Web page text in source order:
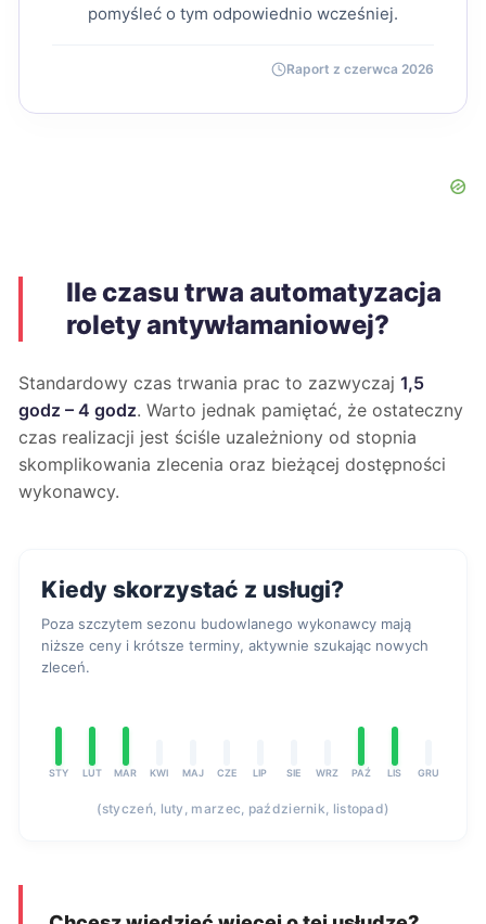
pomyśleć o tym odpowiednio wcześniej.
Raport z czerwca 2026
Ile czasu trwa automatyzacja
rolety antywłamaniowej?
Standardowy czas trwania prac to zazwyczaj 1,5
godz – 4 godz. Warto jednak pamiętać, że ostateczny
czas realizacji jest ściśle uzależniony od stopnia
skomplikowania zlecenia oraz bieżącej dostępności
wykonawcy.
Kiedy skorzystać z usługi?
Poza szczytem sezonu budowlanego wykonawcy mają
niższe ceny i krótsze terminy, aktywnie szukając nowych
zleceń.
STY LUT MAR KWI MAJ CZE LIP SIE WRZ PAŹ LIS GRU
(styczeń, luty, marzec, październik, listopad)